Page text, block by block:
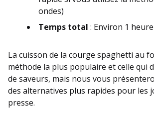
ondes)
Temps total : Environ 1 heure
La cuisson de la courge spaghetti au
méthode la plus populaire et celle qui
de saveurs, mais nous vous
des alternatives plus rapides pour les
presse.